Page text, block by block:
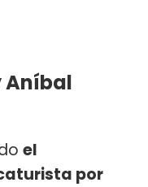
Aníbal
el
por